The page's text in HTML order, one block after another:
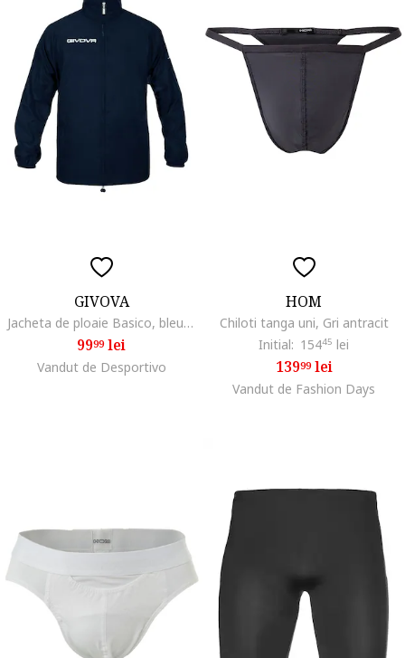
GIVOVA
Jacheta de ploaie Basico, bleumarin, nailon, gluga ascunsa,
9999lei
Vandut de Desportivo
HOM
Chiloti tanga uni, Gri antracit
Initial: 15445 lei
13999lei
Vandut de Fashion Days